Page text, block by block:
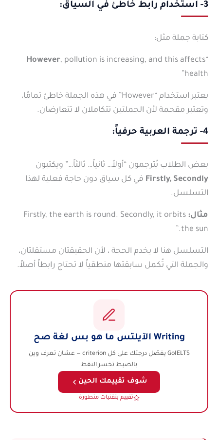
3- استخدام رابط خاطئ في السياق:
كتابة جملة مثل:
“
However, pollution is increasing, and this affects
health”
يعتبر استخدام “However” في هذه الجملة خاطئ تمامًا،
وتعتبر مقحمة لأن الجملتين تتكاملان لا تتعارضان.
4- ترجمة العربية حرفياً:
بعض الطلاب يُترجمون “أولاً… ثانياً… ثالثاً…” ويكتبون
Firstly, Secondly في كل سياق دون حاجة فعلية لهذا
التسلسل.
مثال: Firstly, the earth is round. Secondly, it orbits
the sun.”
التسلسل هنا لا يخدم الحجة ، لأن الحقيقتان مستقلتان،
والجملة التي تُكمل سابقتها منطقياً لا تحتاج رابطاً أصلاً.
Writing الآيلتس ما هو بس لغة صح
GoIELTS يفصّل درجتك على كل criterion — عشان تعرف وين
بالضبط تخسر النقط
شوف تقييمك الحين
تقييم بتقنيات متطورة